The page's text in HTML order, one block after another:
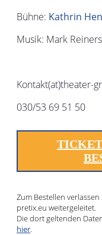
Bühne: Kathrin
Musik: Mark Reiners
Kontakt(at)theater-
030/53 69 51 50
Zum Bestellen
pretix.eu weitergeleitet.
Die dort geltenden
hier.